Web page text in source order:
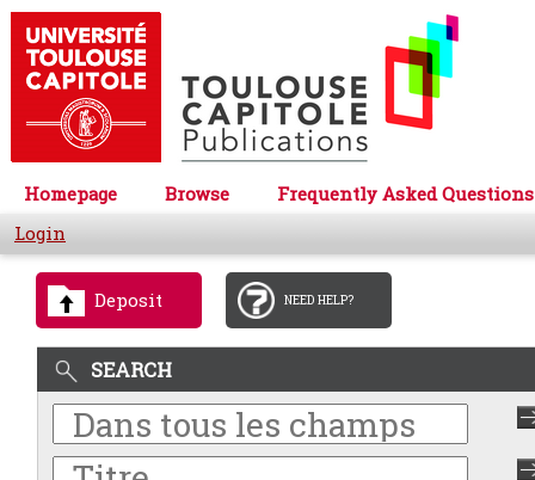
Homepage Browse
Frequently Asked Questions
Login
Deposit NEED HELP?
SEARCH